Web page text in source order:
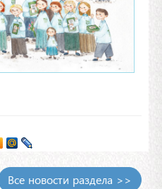
Все новости раздела >>